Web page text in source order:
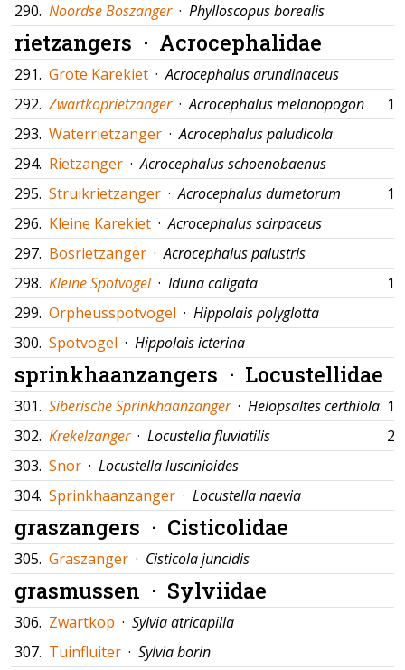
290. Noordse Boszanger · Phylloscopus borealis
rietzangers · Acrocephalidae
291. Grote Karekiet ·Acrocephalus arundinaceus
292. Zwartkoprietzanger ·Acrocephalus melanopogon
293. Waterrietzanger ·Acrocephalus paludicola
294. Rietzanger ·Acrocephalus schoenobaenus
295. Struikrietzanger ·Acrocephalus dumetorum
296. Kleine Karekiet ·Acrocephalus scirpaceus
297. Bosrietzanger ·Acrocephalus palustris
298. Kleine Spotvogel · Iduna caligata
299. Orpheusspotvogel · Hippolais polyglotta
300. Spotvogel · Hippolais icterina
sprinkhaanzangers · Locustellidae
301. Siberische Sprinkhaanzanger · Helopsaltes certhiola
302. Krekelzanger · Locustella fluviatilis
303. Snor · Locustella luscinioides
304. Sprinkhaanzanger · Locustella naevia
graszangers · Cisticolidae
305. Graszanger · Cisticola juncidis
grasmussen · Sylviidae
306. Zwartkop · Sylvia atricapilla
307. Tuinfluiter · Sylvia borin